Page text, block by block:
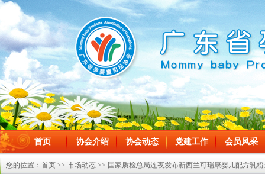
首页 协会介绍 协会动态 党建工作 会员风采
在线留言
您的位置： 首页 >> 市场动态 >> 国家质检总局连夜发布新西兰可瑞康婴儿配方乳